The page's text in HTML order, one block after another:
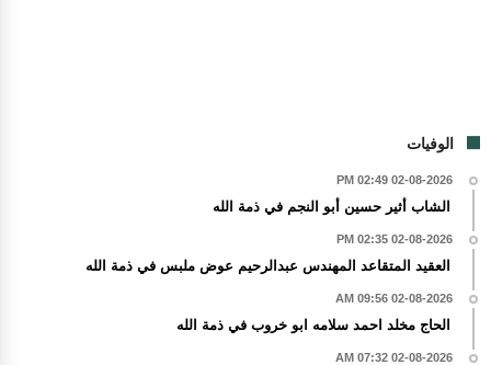
الوفيات
02-08-2026 02:49 PM
الشاب أثير حسين أبو النجم في ذمة الله
02-08-2026 02:35 PM
العقيد المتقاعد المهندس عبدالرحيم عوض ملبس في ذمة الله
02-08-2026 09:56 AM
الحاج مخلد احمد سلامه ابو خروب في ذمة الله
02-08-2026 07:32 AM